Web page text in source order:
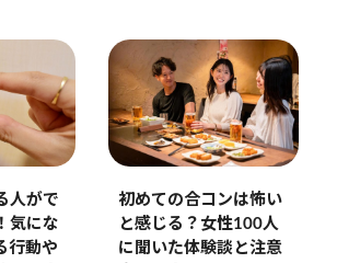
人がで
気にな
行動や
初めての合コンは怖い
と感じる？女性100人
に聞いた体験談と注意